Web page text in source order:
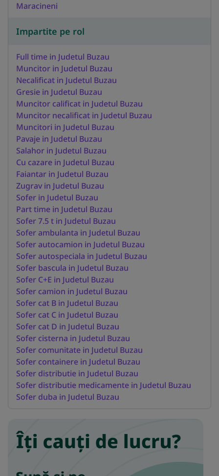
Maracineni
Impartite pe rol
Full time in Judetul Buzau
Muncitor in Judetul Buzau
Necalificat in Judetul Buzau
Gresie in Judetul Buzau
Muncitor calificat in Judetul Buzau
Muncitor necalificat in Judetul Buzau
Muncitori in Judetul Buzau
Pavaje in Judetul Buzau
Salahor in Judetul Buzau
Cu cazare in Judetul Buzau
Faiantar in Judetul Buzau
Zugrav in Judetul Buzau
Sofer in Judetul Buzau
Part time in Judetul Buzau
Sofer 7.5 t in Judetul Buzau
Sofer ambulanta in Judetul Buzau
Sofer autocamion in Judetul Buzau
Sofer autospeciala in Judetul Buzau
Sofer bascula in Judetul Buzau
Sofer C+E in Judetul Buzau
Sofer camion in Judetul Buzau
Sofer cat B in Judetul Buzau
Sofer cat C in Judetul Buzau
Sofer cat D in Judetul Buzau
Sofer cisterna in Judetul Buzau
Sofer comunitate in Judetul Buzau
Sofer containere in Judetul Buzau
Sofer distributie in Judetul Buzau
Sofer distributie medicamente in Judetul Buzau
Sofer duba in Judetul Buzau